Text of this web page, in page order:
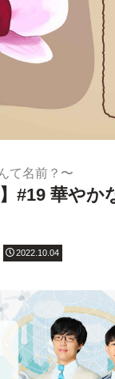
て名前？〜
#19 華や
2022.10.04